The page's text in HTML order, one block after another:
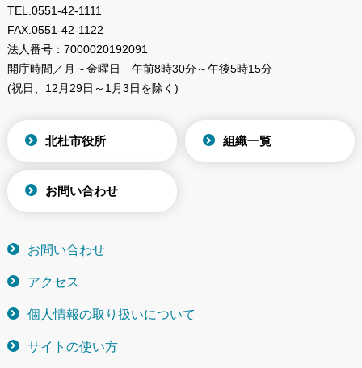
TEL. 0551-42-1111
FAX. 0551-42-1122
法人番号： 7000020192091
開庁時間／月～金曜日
午前8時30分～午後5時15分
(祝日、12月29日～1月3日を除く)
北杜市役所 組織一覧
お問い合わせ
お問い合わせ
アクセス
個人情報の取り扱いについて
サイトの使い方